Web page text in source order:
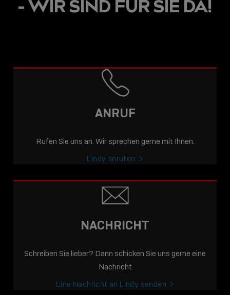
- WIR SIND FÜR SIE DA!
ANRUF
Rufen Sie uns an. Wir sprechen gerne mit Ihnen.
Lindy anrufen
NACHRICHT
Schreiben Sie lieber? Dann schicken Sie uns gerne eine
Nachricht
Eine Nachricht an Lindy senden